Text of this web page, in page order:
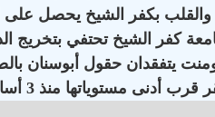
بكفر الشيخ يحصل على
كفر الشيخ تحتفي بتخريج
يتفقدان حقول أبوسنان
أدنى مستوياتها منذ 3 أسابيع